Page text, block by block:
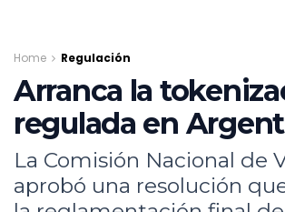
Home Regulación
Arranca la
regulada en
La Comisión Nacional de
aprobó una resolución